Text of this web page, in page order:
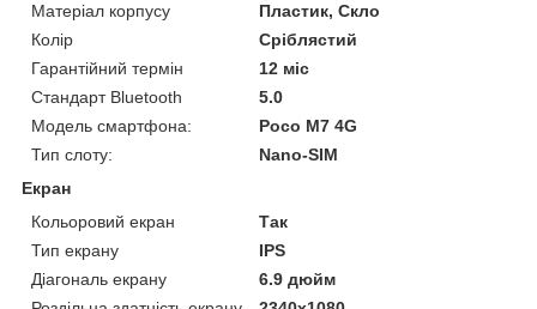
Матеріал корпусу
Пластик, Скло
Колір
Сріблястий
Гарантійний термін
12 міс
Стандарт Bluetooth
5.0
Модель смартфона:
Poco M7 4G
Тип слоту:
Nano-SIM
Екран
Кольоровий екран
Так
Тип екрану
IPS
Діагональ екрану
6.9 дюйм